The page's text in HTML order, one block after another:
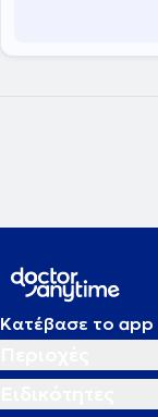
Κατέβασε το app